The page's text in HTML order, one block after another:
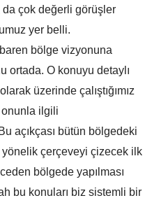
çok değerli görüşler
yer belli.
bölge vizyonuna
ortada. O konuyu detaylı
üzerinde çalıştığımız
ilgili
açıkçası bütün bölgedeki
yönelik çerçeveyi çizecek ilk
bölgede yapılması
bu konuları biz sistemli bir